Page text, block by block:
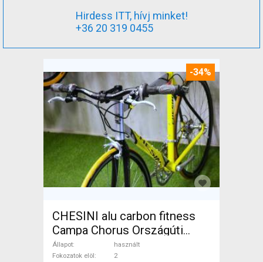
Hirdess ITT, hívj minket!
+36 20 319 0455
-34%
CHESINI alu carbon fitness
Campa Chorus Országúti
használt ELADÓ
Állapot
használt
Fokozatok elöl
2